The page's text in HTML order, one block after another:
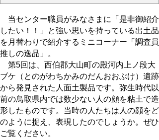
当センター職員がみなさまに「是非御紹介
したい！！」と強い思いを持っている出土品
を月替わりで紹介するミニコーナー「調査員
推しの逸品」。
第5回は、西伯郡大山町の殿河内上ノ段大
ブケ（とのがわちかみのだんおおぶけ）遺跡
から発見された人面土製品です。弥生時代以
前の鳥取県内では数少ない人の顔を粘土で造
形したものです。当時の人たちは人の顔をど
のように捉え、表現したのでしょうか。ぜひ
ご覧ください。